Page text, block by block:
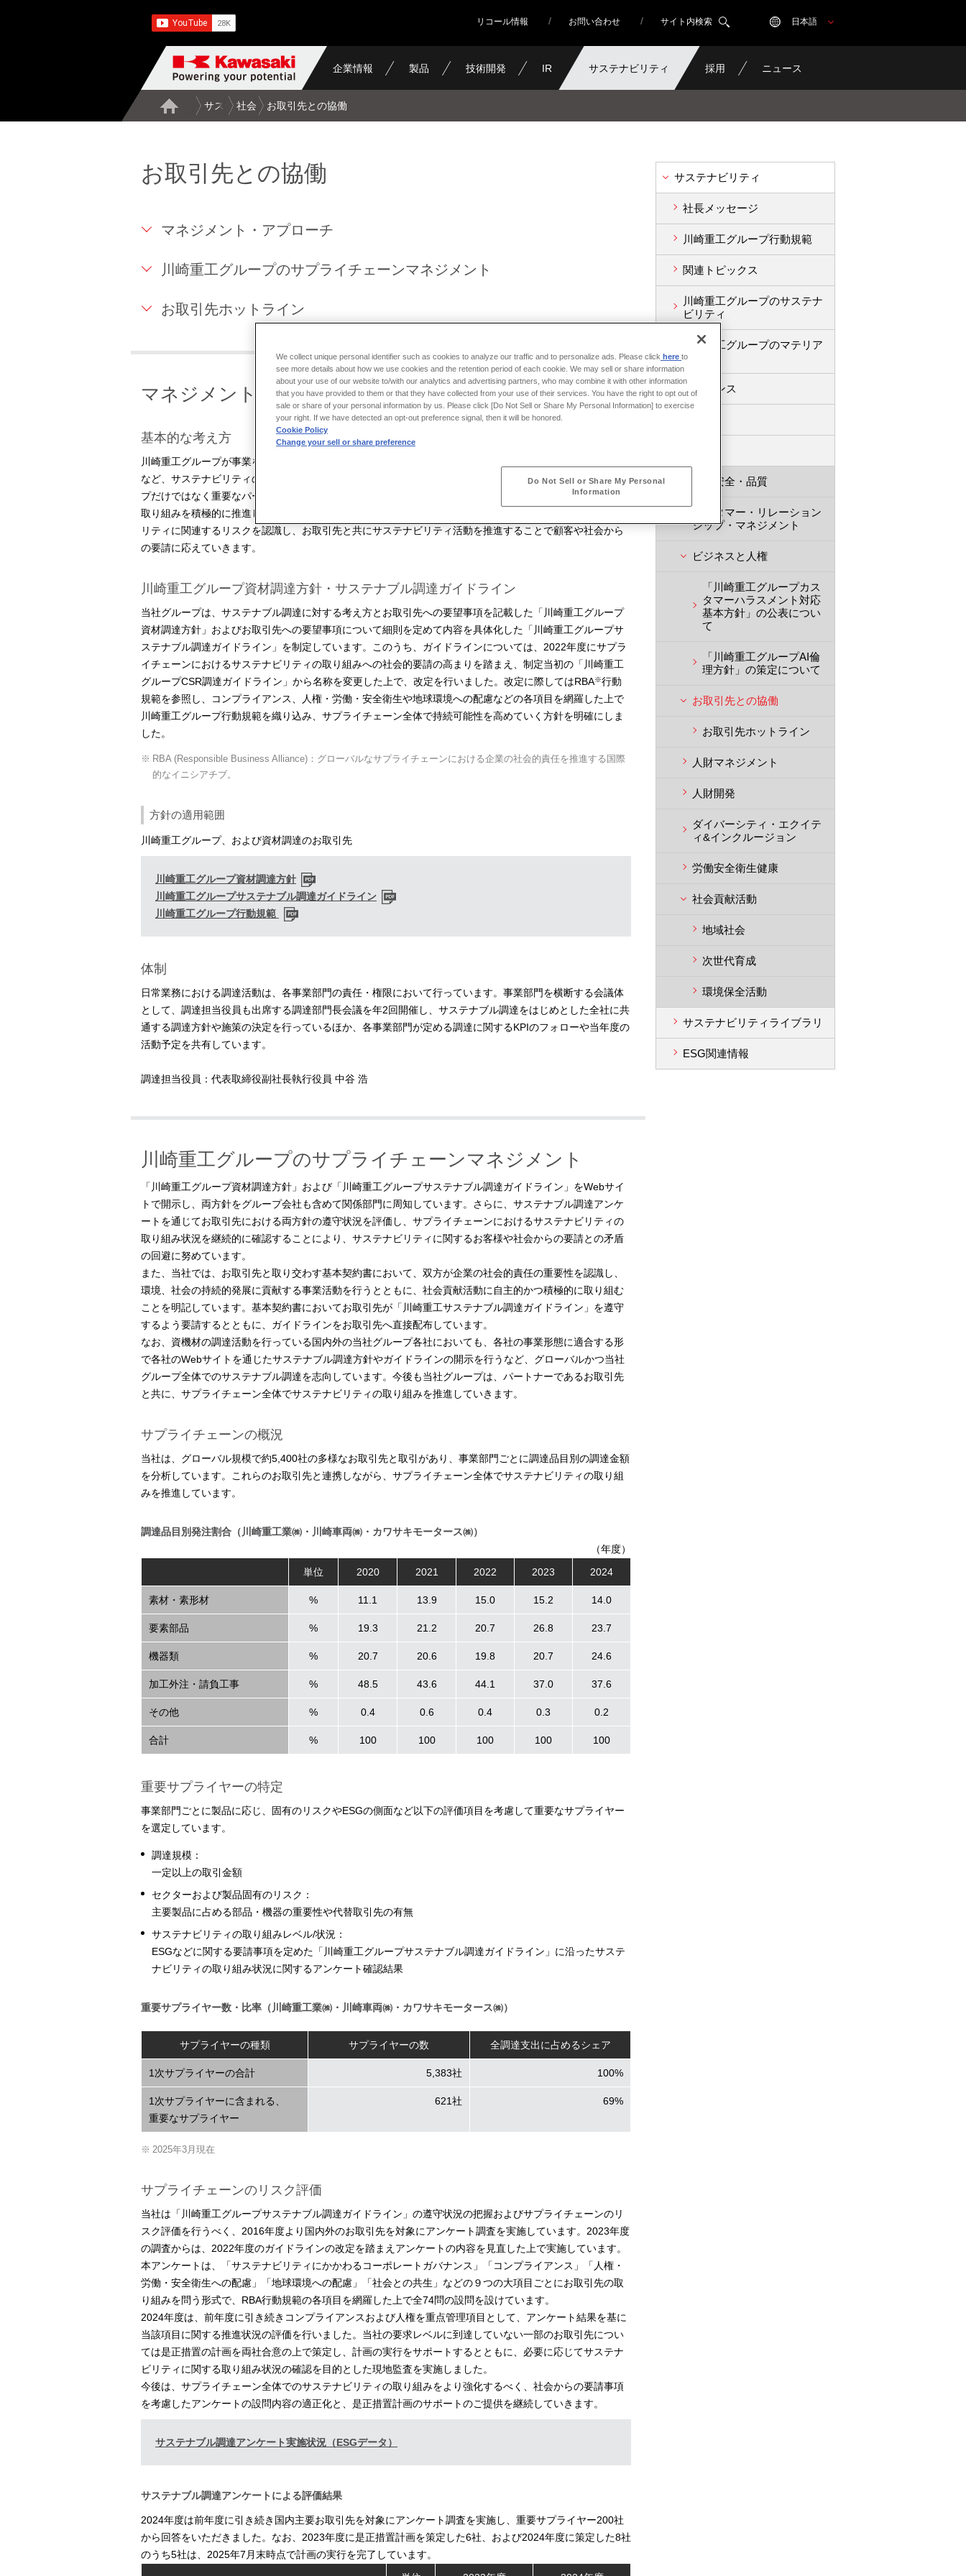
リコール情報 お問い合わせ サイト内検索 日本語
企業情報 製品 技術開発 IR サステナビリティ 採用 ニュース
サステナビリティ
社会 お取引先との協働
お取引先との協働
マネジメント・アプローチ
川崎重工グループのサプライチェーンマネジメント
お取引先ホットライン
マネジメント・アプローチ
基本的な考え方
川崎重工グループが事業を行っていく上で、コンプライアンスや人権・労働・安全衛生、地球環境への配慮
など、サステナビリティの考えに沿った調達活動を行うことは必要不可欠です。そのためには、当社グルー
プだけではなく重要なパートナーであるお取引先とともに、サプライチェーン全体でのサステナビリティの
取り組みを積極的に推進していかなければなりません。当社グループはサプライチェーン全体でサステナビ
リティに関連するリスクを認識し、お取引先と共にサステナビリティ活動を推進することで顧客や社会から
の要請に応えていきます。
川崎重工グループ資材調達方針・サステナブル調達ガイドライン
当社グループは、サステナブル調達に対する考え方とお取引先への要望事項を記載した「川崎重工グループ
資材調達方針」およびお取引先への要望事項について細則を定めて内容を具体化した「川崎重工グループサ
ステナブル調達ガイドライン」を制定しています。このうち、ガイドラインについては、2022年度にサプラ
イチェーンにおけるサステナビリティの取り組みへの社会的要請の高まりを踏まえ、制定当初の「川崎重工
グループCSR調達ガイドライン」から名称を変更した上で、改定を行いました。改定に際してはRBA※行動
規範を参照し、コンプライアンス、人権・労働・安全衛生や地球環境への配慮などの各項目を網羅した上で
川崎重工グループ行動規範を織り込み、サプライチェーン全体で持続可能性を高めていく方針を明確にしま
した。
※ RBA (Responsible Business Alliance)：グローバルなサプライチェーンにおける企業の社会的責任を推進する国際
的なイニシアチブ。
方針の適用範囲
川崎重工グループ、および資材調達のお取引先
川崎重工グループ資材調達方針
川崎重工グループサステナブル調達ガイドライン
川崎重工グループ行動規範
体制
日常業務における調達活動は、各事業部門の責任・権限において行っています。事業部門を横断する会議体
として、調達担当役員も出席する調達部門長会議を年2回開催し、サステナブル調達をはじめとした全社に共
通する調達方針や施策の決定を行っているほか、各事業部門が定める調達に関するKPIのフォローや当年度の
活動予定を共有しています。
調達担当役員：代表取締役副社長執行役員 中谷 浩
川崎重工グループのサプライチェーンマネジメント
「川崎重工グループ資材調達方針」および「川崎重工グループサステナブル調達ガイドライン」をWebサイ
トで開示し、両方針をグループ会社も含めて関係部門に周知しています。さらに、サステナブル調達アンケ
ートを通じてお取引先における両方針の遵守状況を評価し、サプライチェーンにおけるサステナビリティの
取り組み状況を継続的に確認することにより、サステナビリティに関するお客様や社会からの要請との矛盾
の回避に努めています。
また、当社では、お取引先と取り交わす基本契約書において、双方が企業の社会的責任の重要性を認識し、
環境、社会の持続的発展に貢献する事業活動を行うとともに、社会貢献活動に自主的かつ積極的に取り組む
ことを明記しています。基本契約書においてお取引先が「川崎重工サステナブル調達ガイドライン」を遵守
するよう要請するとともに、ガイドラインをお取引先へ直接配布しています。
なお、資機材の調達活動を行っている国内外の当社グループ各社においても、各社の事業形態に適合する形
で各社のWebサイトを通じたサステナブル調達方針やガイドラインの開示を行うなど、グローバルかつ当社
グループ全体でのサステナブル調達を志向しています。今後も当社グループは、パートナーであるお取引先
と共に、サプライチェーン全体でサステナビリティの取り組みを推進していきます。
サプライチェーンの概況
当社は、グローバル規模で約5,400社の多様なお取引先と取引があり、事業部門ごとに調達品目別の調達金額
を分析しています。これらのお取引先と連携しながら、サプライチェーン全体でサステナビリティの取り組
みを推進しています。
調達品目別発注割合（川崎重工業㈱・川崎車両㈱・カワサキモータース㈱）
（年度）
単位
2020 2021 2022 2023 2024
素材・素形材 % 11.1 13.9 15.0 15.2 14.0
要素部品 % 19.3 21.2 20.7 26.8 23.7
機器類 % 20.7 20.6 19.8 20.7 24.6
加工外注・請負工事 % 48.5 43.6 44.1 37.0 37.6
その他 % 0.4 0.6 0.4 0.3 0.2
合計 % 100 100 100 100 100
重要サプライヤーの特定
事業部門ごとに製品に応じ、固有のリスクやESGの側面など以下の評価項目を考慮して重要なサプライヤー
を選定しています。
調達規模：
一定以上の取引金額
セクターおよび製品固有のリスク：
主要製品に占める部品・機器の重要性や代替取引先の有無
サステナビリティの取り組みレベル/状況：
ESGなどに関する要請事項を定めた「川崎重工グループサステナブル調達ガイドライン」に沿ったサステ
ナビリティの取り組み状況に関するアンケート確認結果
重要サプライヤー数・比率（川崎重工業㈱・川崎車両㈱・カワサキモータース㈱）
サプライヤーの種類 サプライヤーの数 全調達支出に占めるシェア
1次サプライヤーの合計 5,383社 100%
1次サプライヤーに含まれる、
重要なサプライヤー
621社 69%
※ 2025年3月現在
サプライチェーンのリスク評価
当社は「川崎重工グループサステナブル調達ガイドライン」の遵守状況の把握およびサプライチェーンのリ
スク評価を行うべく、2016年度より国内外のお取引先を対象にアンケート調査を実施しています。2023年度
の調査からは、2022年度のガイドラインの改定を踏まえアンケートの内容を見直した上で実施しています。
本アンケートは、「サステナビリティにかかわるコーポレートガバナンス」「コンプライアンス」「人権・
労働・安全衛生への配慮」「地球環境への配慮」「社会との共生」などの９つの大項目ごとにお取引先の取
り組みを問う形式で、RBA行動規範の各項目を網羅した上で全74問の設問を設けています。
2024年度は、前年度に引き続きコンプライアンスおよび人権を重点管理項目として、アンケート結果を基に
当該項目に関する推進状況の評価を行いました。当社の要求レベルに到達していない一部のお取引先につい
ては是正措置の計画を両社合意の上で策定し、計画の実行をサポートするとともに、必要に応じてサステナ
ビリティに関する取り組み状況の確認を目的とした現地監査を実施しました。
今後は、サプライチェーン全体でのサステナビリティの取り組みをより強化するべく、社会からの要請事項
を考慮したアンケートの設問内容の適正化と、是正措置計画のサポートのご提供を継続していきます。
サステナブル調達アンケート実施状況（ESGデータ）
サステナブル調達アンケートによる評価結果
2024年度は前年度に引き続き国内主要お取引先を対象にアンケート調査を実施し、重要サプライヤー200社
から回答をいただきました。なお、2023年度に是正措置計画を策定した6社、および2024年度に策定した8社
のうち5社は、2025年7月末時点で計画の実行を完了しています。
サステナビリティ
社長メッセージ
川崎重工グループ行動規範
関連トピックス
川崎重工グループのサステナ
ビリティ
川崎重工グループのマテリア
リティ
ガバナンス
製品安全・品質
カスタマー・リレーション
シップ・マネジメント
ビジネスと人権
「川崎重工グループカス
タマーハラスメント対応
基本方針」の公表につい
て
「川崎重工グループAI倫
理方針」の策定について
お取引先との協働
お取引先ホットライン
人財マネジメント
人財開発
ダイバーシティ・エクイテ
ィ&インクルージョン
労働安全衛生健康
社会貢献活動
地域社会
次世代育成
環境保全活動
サステナビリティライブラリ
ESG関連情報
We collect unique personal identifier such as cookies to analyze our traffic and to personalize ads. Please click here to
see more details about how we use cookies and the retention period of each cookie. We may sell or share information
about your use of our website to/with our analytics and advertising partners, who may combine it with other information
that you have provided to them or that they have collected from your use of their services. You have the right to opt out of
sale or share of your personal information by us. Please click [Do Not Sell or Share My Personal Information] to exercise
your right. If we have detected an opt-out preference signal, then it will be honored.
Cookie Policy
Change your sell or share preference
Do Not Sell or Share My Personal
Information